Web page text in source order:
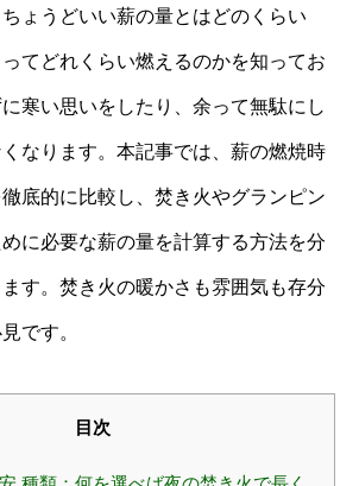
ょうどいい薪の量とはどのくらい
てどれくらい燃えるのかを知ってお
寒い思いをしたり、余って無駄にし
なります。本記事では、薪の燃焼時
底的に比較し、焚き火やグランピン
に必要な薪の量を計算する方法を分
す。焚き火の暖かさも雰囲気も存分
です。
目次